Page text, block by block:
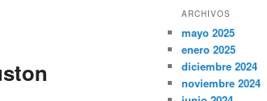
ARCHIVOS
mayo 2025
enero 2025
diciembre 2024
noviembre 2024